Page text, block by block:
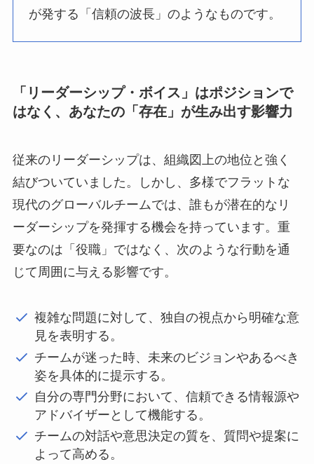
が発する「信頼の波長」のようなものです。
「リーダーシップ・ボイス」はポジションで
はなく、あなたの「存在」が生み出す影響力
従来のリーダーシップは、組織図上の地位と強く
結びついていました。しかし、多様でフラットな
現代のグローバルチームでは、誰もが潜在的なリ
ーダーシップを発揮する機会を持っています。重
要なのは「役職」ではなく、次のような行動を通
じて周囲に与える影響です。
複雑な問題に対して、独自の視点から明確な意
見を表明する。
チームが迷った時、未来のビジョンやあるべき
姿を具体的に提示する。
自分の専門分野において、信頼できる情報源や
アドバイザーとして機能する。
チームの対話や意思決定の質を、質問や提案に
よって高める。